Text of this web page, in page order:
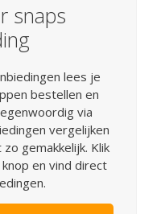
snaps
lees je
bestellen en
via
vergelijken
gemakkelijk. Klik
en vind direct